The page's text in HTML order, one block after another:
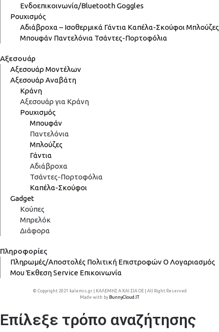
Ενδοεπικοινωνία/BluetoothGoggles
Ρουχισμός
Αδιάβροχα – Ισοθερμικά Γάντια Καπέλα-Σκούφοι Μπλούζες
Μπουφάν Παντελόνια Τσάντες-Πορτοφόλια
Αξεσουάρ
Αξεσουάρ Μοντέλων
Αξεσουάρ Αναβάτη
Κράνη
Αξεσουάρ για Κράνη
Ρουχισμός
Μπουφάν
Παντελόνια
Μπλούζες
Γάντια
Αδιάβροχα
Τσάντες-Πορτοφόλια
Καπέλα-Σκούφοι
Gadget
Κούπες
Μπρελόκ
Διάφορα
Πληροφορίες
Πληρωμές/Αποστολές Πολιτική ΕπιστροφώνΟ Λογαριασμός
ΜουΈκθεσηService Επικοινωνία
© Copyright 2021 kalemis.gr | ΚΑΛΕΜΗΣ Α ΚΑΙ ΣΙΑ ΟΕ | All Right Reserved
Made with by BunnyCloud.IT
Επίλεξε τρόπο αναζήτησης